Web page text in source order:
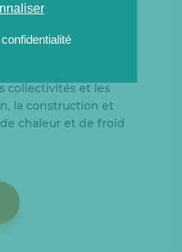
groupe
collectivités et les
la construction et
chaleur et de froid